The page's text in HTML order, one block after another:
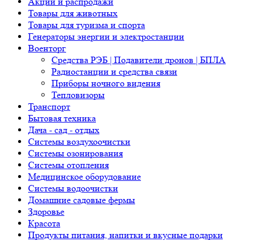
Товары для животных
Товары для туризма и спорта
Генераторы энергии и электростанции
Военторг
Средства РЭБ | Подавители дронов | БПЛА
Радиостанции и средства связи
Приборы ночного видения
Тепловизоры
Транспорт
Бытовая техника
Дача - сад - отдых
Системы воздухоочистки
Системы озонирования
Системы отопления
Медицинское оборудование
Системы водоочистки
Домашние садовые фермы
Здоровье
Красота
Продукты питания, напитки и вкусные подарки